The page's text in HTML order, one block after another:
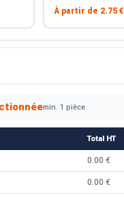
À partir de 2.75 €
min. 1 pièce
Total HT
0.00 €
0.00 €